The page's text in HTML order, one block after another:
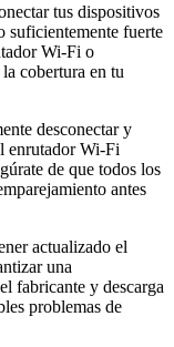
tus dispositivos
suficientemente fuerte
Wi-Fi o
cobertura en tu
desconectar y
enrutador Wi-Fi
de que todos los
antes
actualizado el
una
fabricante y descarga
problemas de